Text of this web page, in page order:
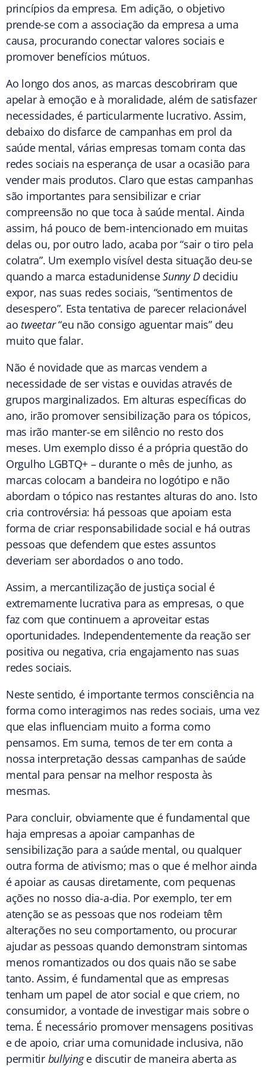
princípios da empresa. Em adição, o objetivo
prende-se com a associação da empresa a uma
causa, procurando conectar valores sociais e
promover benefícios mútuos.
Ao longo dos anos, as marcas descobriram que
apelar à emoção e à moralidade, além de satisfazer
necessidades, é particularmente lucrativo. Assim,
debaixo do disfarce de campanhas em prol da
saúde mental, várias empresas tomam conta das
redes sociais na esperança de usar a ocasião para
vender mais produtos. Claro que estas campanhas
são importantes para sensibilizar e criar
compreensão no que toca à saúde mental. Ainda
assim, há pouco de bem-intencionado em muitas
delas ou, por outro lado, acaba por “sair o tiro pela
colatra”. Um exemplo visível desta situação deu-se
quando a marca estadunidenseSunny Ddecidiu
expor, nas suas redes sociais, “sentimentos de
desespero”. Esta tentativa de parecer relacionável
ao tweetar“eu não consigo aguentar mais” deu
muito que falar.
Não é novidade que as marcas vendem a
necessidade de ser vistas e ouvidas através de
grupos marginalizados. Em alturas específicas do
ano, irão promover sensibilização para os tópicos,
mas irão manter-se em silêncio no resto dos
meses. Um exemplo disso é a própria questão do
Orgulho LGBTQ+ – durante o mês de junho, as
marcas colocam a bandeira no logótipo e não
abordam o tópico nas restantes alturas do ano. Isto
cria controvérsia: há pessoas que apoiam esta
forma de criar responsabilidade social e há outras
pessoas que defendem que estes assuntos
deveriam ser abordados o ano todo.
Assim, a mercantilização de justiça social é
extremamente lucrativa para as empresas, o que
faz com que continuem a aproveitar estas
oportunidades. Independentemente da reação ser
positiva ou negativa, cria engajamento nas suas
redes sociais.
Neste sentido, é importante termos consciência na
forma como interagimos nas redes sociais, uma vez
que elas influenciam muito a forma como
pensamos. Em suma, temos de ter em conta a
nossa interpretação dessas campanhas de saúde
mental para pensar na melhor resposta às
mesmas.
Para concluir, obviamente que é fundamental que
haja empresas a apoiar campanhas de
sensibilização para a saúde mental, ou qualquer
outra forma de ativismo; mas o que é melhor ainda
é apoiar as causas diretamente, com pequenas
ações no nosso dia-a-dia. Por exemplo, ter em
atenção se as pessoas que nos rodeiam têm
alterações no seu comportamento, ou procurar
ajudar as pessoas quando demonstram sintomas
menos romantizados ou dos quais não se sabe
tanto. Assim, é fundamental que as empresas
tenham um papel de ator social e que criem, no
consumidor, a vontade de investigar mais sobre o
tema. É necessário promover mensagens positivas
e de apoio, criar uma comunidade inclusiva, não
permitir bullyinge discutir de maneira aberta as